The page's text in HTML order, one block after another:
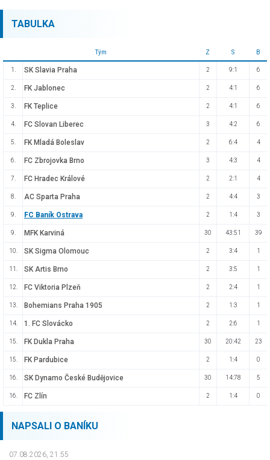
TABULKA
Tým Z S B
1. SK Slavia Praha 2 9:1 6
2. FK Jablonec 2 4:1 6
3. FK Teplice 2 4:1 6
4. FC Slovan Liberec 3 4:2 6
5. FK Mladá Boleslav 2 6:4 4
6. FC Zbrojovka Brno 3 4:3 4
7. FC Hradec Králové 2 2:1 4
8. AC Sparta Praha 2 4:4 3
9. FC Baník Ostrava 2 1:4 3
9. MFK Karviná 30 43:51 39
10. SK Sigma Olomouc 2 3:4 1
11. SK Artis Brno 2 3:5 1
12. FC Viktoria Plzeň 2 2:4 1
13. Bohemians Praha 1905 2 1:3 1
14. 1. FC Slovácko 2 2:6 1
15. FK Dukla Praha 30 20:42 23
15. FK Pardubice 2 1:4 0
16. SK Dynamo České Budějovice 30 14:78 5
16. FC Zlín 2 1:4 0
NAPSALI O BANÍKU
07.08.2026, 21.55